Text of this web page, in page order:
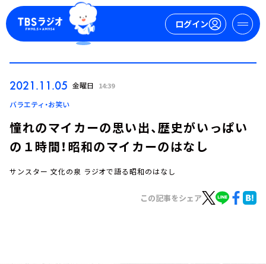
ログイン
ログイン
2021.11.05 金曜日 14:39
バラエティ・お笑い
憧れのマイカーの思い出、歴史がいっぱい
の１時間！昭和のマイカーのはなし
サンスター 文化の泉 ラジオで語る昭和のはなし
この記事をシェア